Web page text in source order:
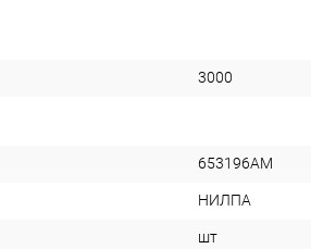
3000
653196АМ
НИЛПА
шт